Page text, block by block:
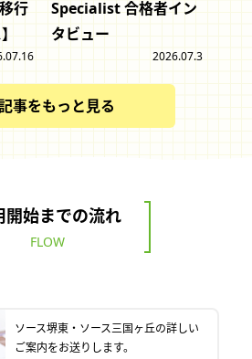
行
Specialist 合格者イン
タビュー
2026.07.3
事をもっと見る
開始までの流れ
FLOW
ソース堺東・ソース三国ヶ丘の詳しい
ご案内をお送りします。